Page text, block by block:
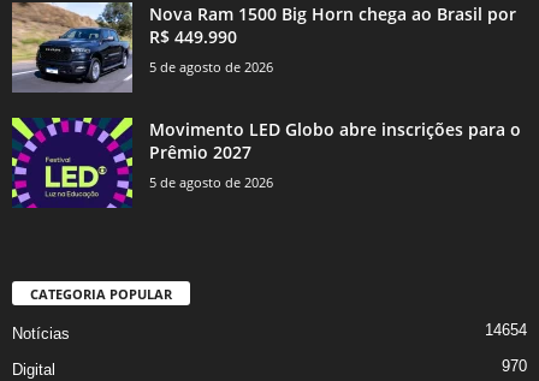
Nova Ram 1500 Big Horn chega ao Brasil por
R$ 449.990
5 de agosto de 2026
Movimento LED Globo abre inscrições para o
Prêmio 2027
5 de agosto de 2026
CATEGORIA POPULAR
Notícias 14654
Digital 970